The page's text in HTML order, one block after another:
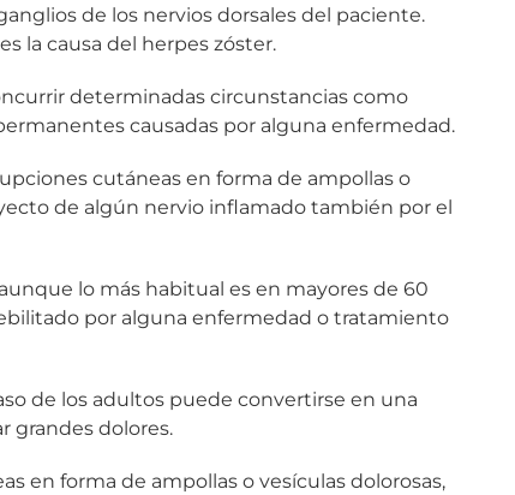
de los nervios dorsales del paciente.
la causa del herpes zóster.
determinadas circunstancias como
causadas por alguna enfermedad.
cutáneas en forma de ampollas o
de algún nervio inflamado también por el
lo más habitual es en mayores de 60
por alguna enfermedad o tratamiento
de los adultos puede convertirse en una
grandes dolores.
en forma de ampollas o vesículas dolorosas,